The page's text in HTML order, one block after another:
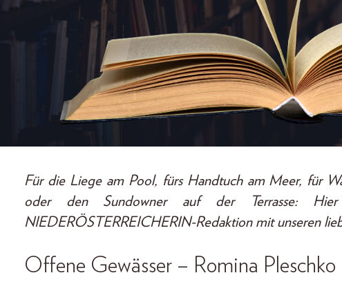
Für die Liege am Pool, fürs Handtuch am Meer, für
oder den Sundowner auf der Terrasse:
NIEDERÖSTERREICHERIN-Redaktion mit unseren
Offene Gewässer – Romina Pleschko